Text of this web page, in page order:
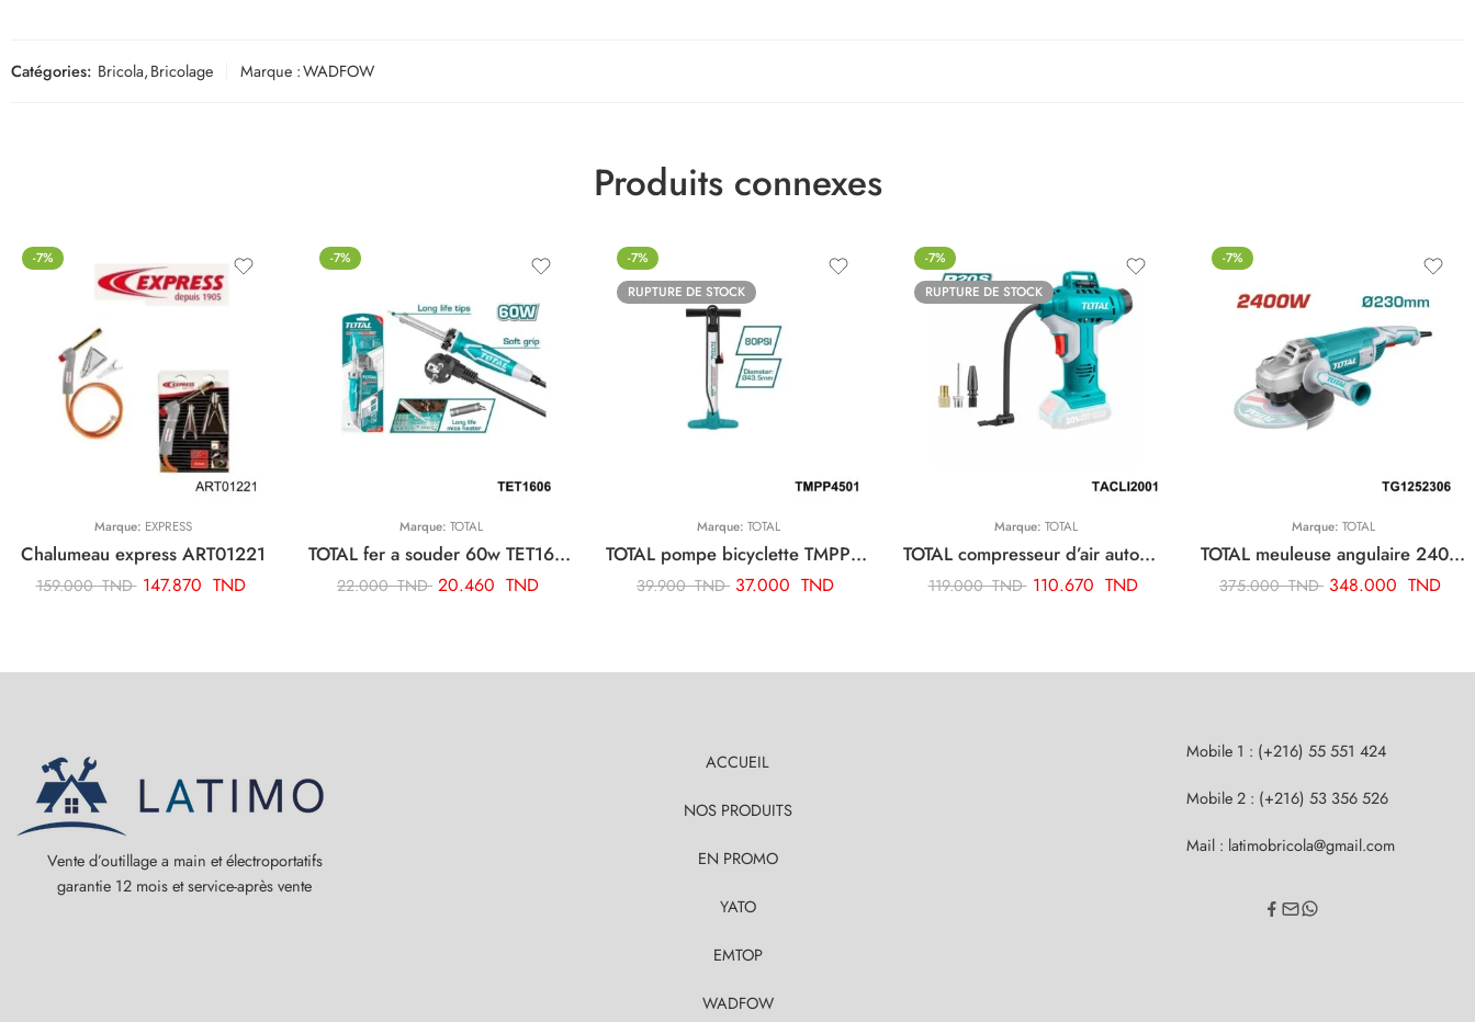
Catégories: Bricola,Bricolage Marque :WADFOW
Produits connexes
-7%
Marque: EXPRESS
Chalumeau express ART01221
159.000TND 147.870 TND
-7%
Marque: TOTAL
TOTAL fer a souder 60w TET1606
22.000TND 20.460 TND
-7%
RUPTURE DE STOCK
Marque: TOTAL
TOTAL pompe bicyclette TMPP4501
39.900TND 37.000 TND
-7%
RUPTURE DE STOCK
Marque: TOTAL
TOTAL compresseur d’air automatique sans fil TACLI2001
119.000TND 110.670 TND
-7%
Marque: TOTAL
TOTAL meuleuse angulaire 2400w-230mm TG1252306
375.000TND 348.000 TND
Vente d’outillage a main et électroportatifs
garantie 12 mois et service-après vente
ACCUEIL
NOS PRODUITS
EN PROMO
YATO
EMTOP
WADFOW
Mobile 1 : (+216) 55 551 424
Mobile 2 : (+216) 53 356 526
Mail : latimobricola@gmail.com